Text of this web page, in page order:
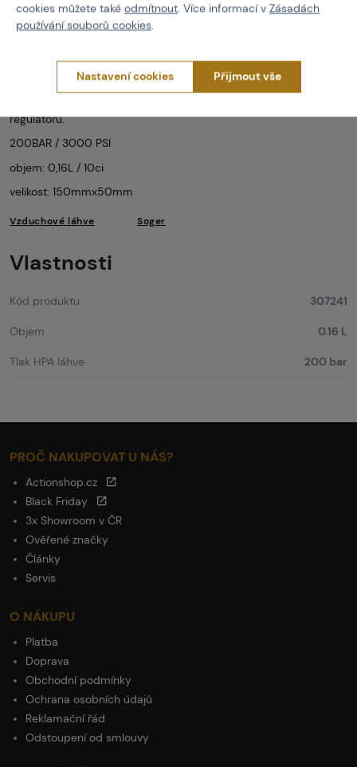
Tlaková láhevbezregulátoru
regulátoru.
200BAR / 3000 PSI
objem: 0,16L / 10ci
velikost: 150mmx50mm
Vzduchové láhve Soger
Vlastnosti
Kód produktu 307241
Objem 0.16 L
Tlak HPA láhve 200 bar
PROČ NAKUPOVAT U NÁS?
Actionshop.cz
Black Friday
3x Showroom v ČR
Ověřené značky
Články
Servis
O NÁKUPU
Platba
Doprava
Obchodní podmínky
Ochrana osobních údajů
Reklamační řád
Odstoupení od smlouvy
cookies můžete také odmítnout. Více informací v Zásadách
používání souborů cookies.
Nastavení cookies Přijmout vše